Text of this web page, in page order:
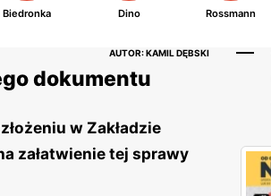
Biedronka Dino Rossmann
AUTOR: KAMIL DĘBSKI
dokumentu
w Zakładzie
załatwienie tej sprawy